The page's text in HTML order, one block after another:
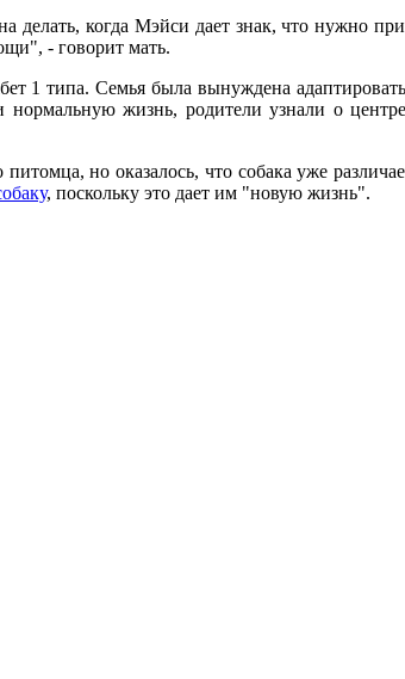
когда Мэйси дает знак, что нужно
- говорит мать.
1 типа. Семья была вынуждена
жизнь, родители узнали о
но оказалось, что собака уже
, поскольку это дает им "новую жизнь".